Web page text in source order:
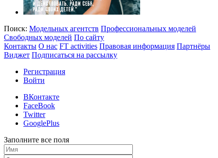
Поиск: Модельных агентств Профессиональных моделей
Свободных моделей По сайту
Контакты О нас FT activities Правовая информация Партнёры
Виджет Подписаться на рассылку
Регистрация
Войти
ВКонтакте
FaceBook
Twitter
GooglePlus
Заполните все поля